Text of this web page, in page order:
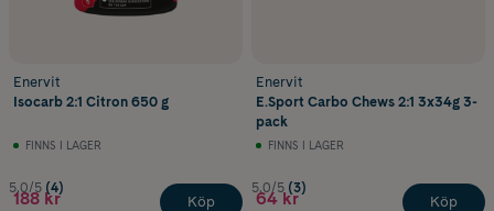
Enervit
Isocarb 2:1 Citron 650 g
FINNS I LAGER
5.0/5 (4)
188 kr Köp
Enervit
E.Sport Carbo Chews 2:1 3x34g 3-
pack
FINNS I LAGER
5.0/5 (3)
64 kr Köp